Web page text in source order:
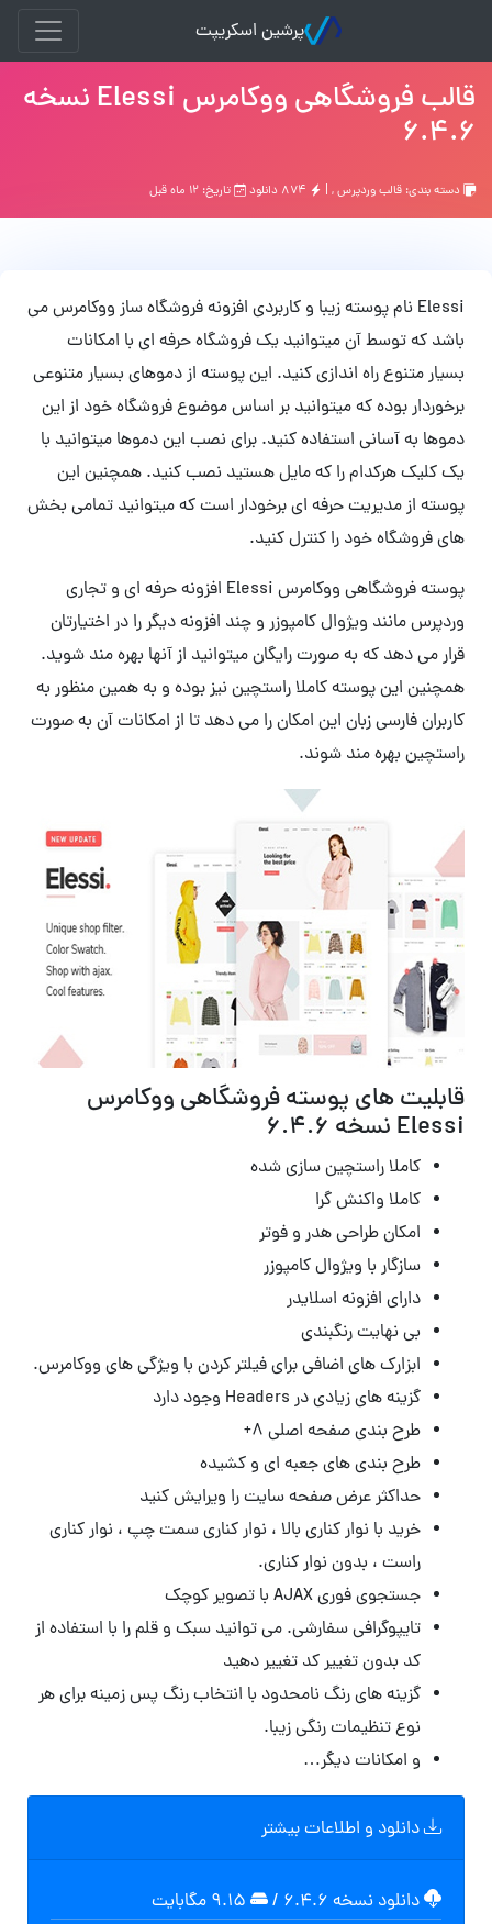
پرشین اسکریپت
قالب فروشگاهی ووکامرس Elessi نسخه
6.4.6
دسته بندی: قالب وردپرس, | تاریخ: ۱۲ ماه قبل
Elessi نام پوسته زیبا و کاربردی افزونه فروشگاه ساز ووکامرس می
باشد که توسط آن میتوانید یک فروشگاه حرفه ای با امکانات
بسیار متنوع راه اندازی کنید. این پوسته از دموهای بسیار متنوعی
برخوردار بوده که میتوانید بر اساس موضوع فروشگاه خود از این
دموها به آسانی استفاده کنید. برای نصب این دموها میتوانید با
یک کلیک هرکدام را که مایل هستید نصب کنید. همچنین این
پوسته از مدیریت حرفه ای برخودار است که میتوانید تمامی بخش
های فروشگاه خود را کنترل کنید.
پوسته فروشگاهی ووکامرس Elessi افزونه حرفه ای و تجاری
وردپرس مانند ویژوال کامپوزر و چند افزونه دیگر را در اختیارتان
قرار می دهد که به صورت رایگان میتوانید از آنها بهره مند شوید.
همچنین این پوسته کاملا راستچین نیز بوده و به همین منظور به
کاربران فارسی زبان این امکان را می دهد تا از امکانات آن به صورت
راستچین بهره مند شوند.
قابلیت های پوسته فروشگاهی ووکامرس
Elessi نسخه 6.4.6
کاملا راستچین سازی شده
کاملا واکنش گرا
امکان طراحی هدر و فوتر
سازگار با ویژوال کامپوزر
دارای افزونه اسلایدر
بی نهایت رنگبندی
ابزارک های اضافی برای فیلتر کردن با ویژگی های ووکامرس.
گزینه های زیادی در Headers وجود دارد
طرح بندی صفحه اصلی ۸+
طرح بندی های جعبه ای و کشیده
حداکثر عرض صفحه سایت را ویرایش کنید
خرید با نوار کناری بالا ، نوار کناری سمت چپ ، نوار کناری
راست ، بدون نوار کناری.
جستجوی فوری AJAX با تصویر کوچک
تایپوگرافی سفارشی. می توانید سبک و قلم را با استفاده از
کد بدون تغییر کد تغییر دهید
گزینه های رنگ نامحدود با انتخاب رنگ پس زمینه برای هر
نوع تنظیمات رنگی زیبا.
و امکانات دیگر…
دانلود و اطلاعات بیشتر
دانلود نسخه ۶.۴.۶ /